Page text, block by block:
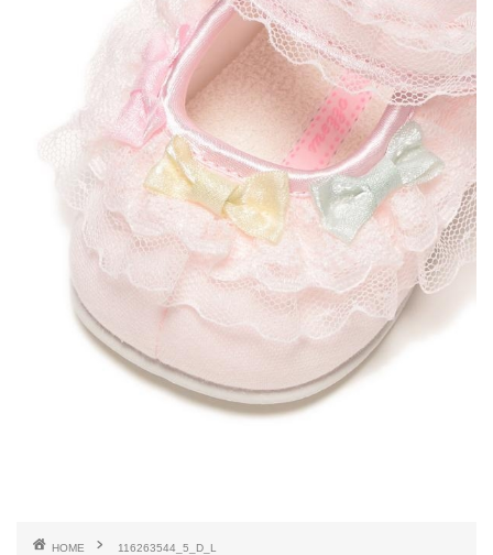
HOME 116263544_5_D_L